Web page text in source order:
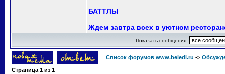
БАТТЛЫ
Ждем завтра всех в уютном
Показать сообщения:
Список форумов www.beledi.ru ->
Страница 1 из 1